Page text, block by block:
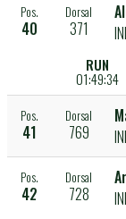
Pos.
40
Dorsal
371
RUN
01:49:34
Pos.
41
Dorsal
769
Pos.
42
Dorsal
728